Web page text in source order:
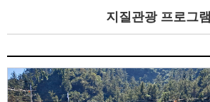
지질관광 프로그램